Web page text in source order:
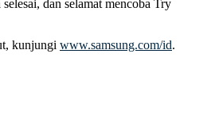
dan selamat mencoba Try
kunjungi www.samsung.com/id.